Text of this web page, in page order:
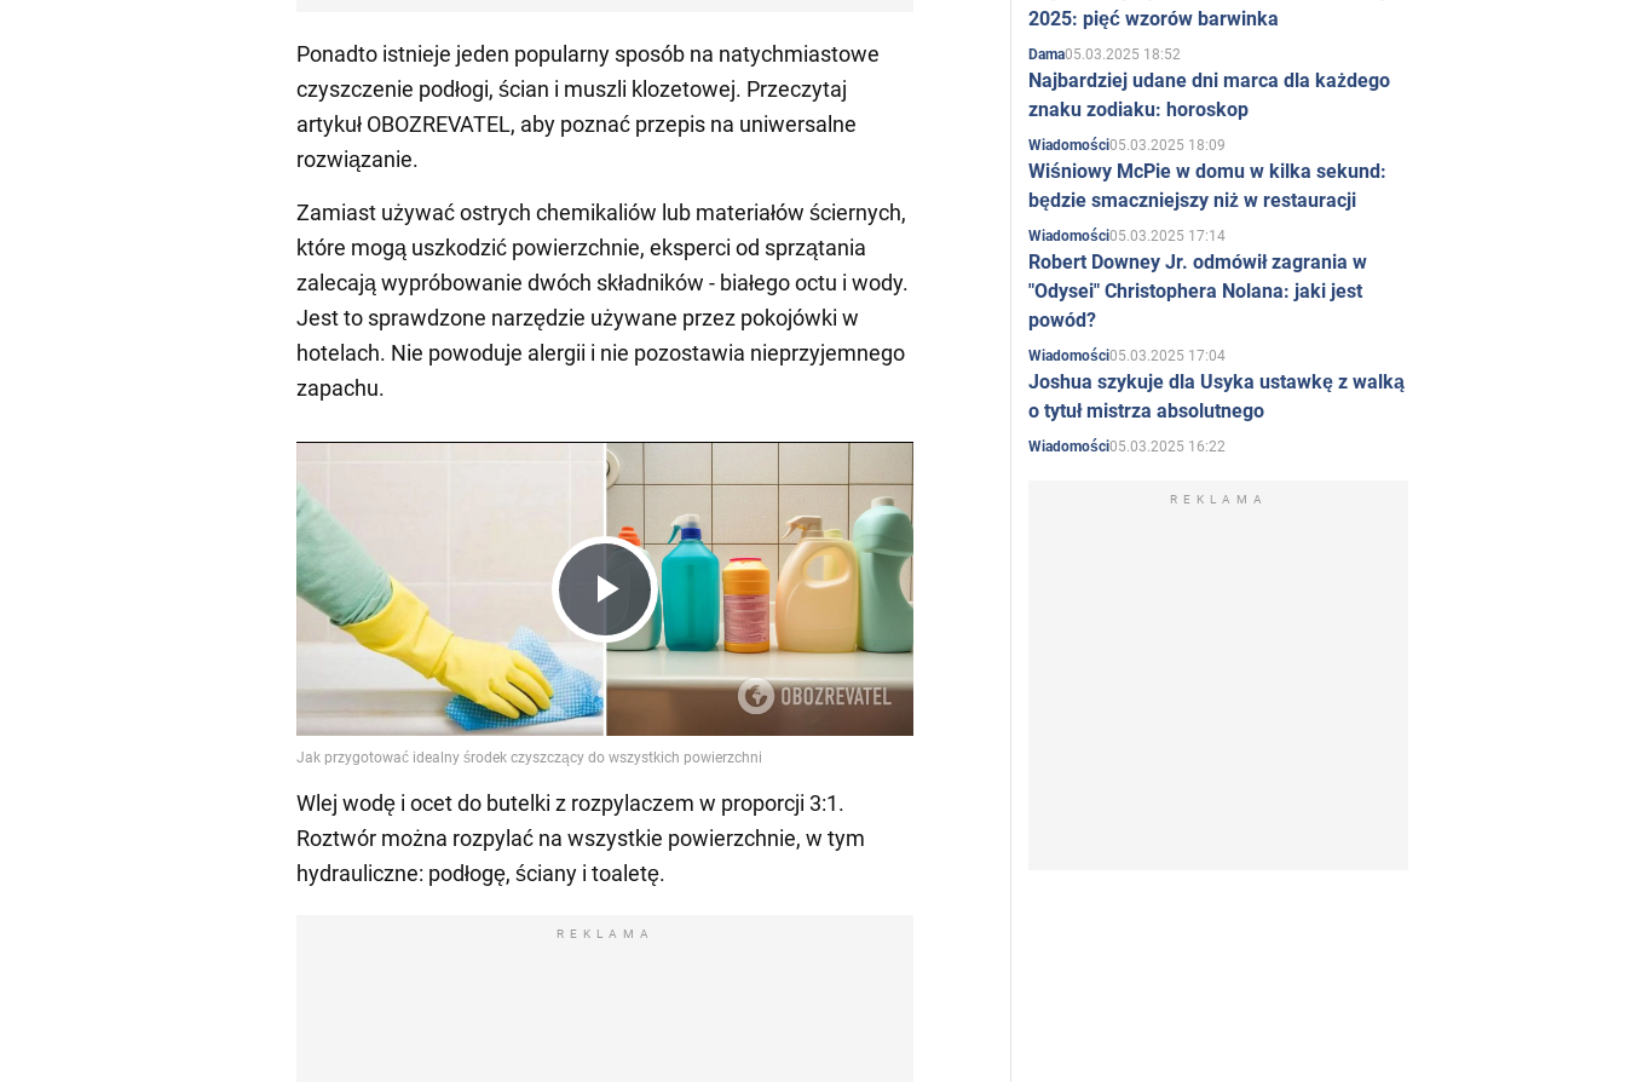
Ponadto istnieje jeden popularny sposób na natychmiastowe
czyszczenie podłogi, ścian i muszli klozetowej. Przeczytaj
artykuł OBOZREVATEL, aby poznać przepis na uniwersalne
rozwiązanie.
Zamiast używać ostrych chemikaliów lub materiałów ściernych,
które mogą uszkodzić powierzchnie, eksperci od sprzątania
zalecają wypróbowanie dwóch składników - białego octu i wody.
Jest to sprawdzone narzędzie używane przez pokojówki w
hotelach. Nie powoduje alergii i nie pozostawia nieprzyjemnego
zapachu.
Play
Video
Wlej wodę i ocet do butelki z rozpylaczem w proporcji 3:1.
Roztwór można rozpylać na wszystkie powierzchnie, w tym
hydrauliczne: podłogę, ściany i toaletę.
REKLAMA
2025: pięć wzorów barwinka
Dama05.03.2025 18:52
Najbardziej udane dni marca dla każdego
znaku zodiaku: horoskop
Wiadomości05.03.2025 18:09
Wiśniowy McPie w domu w kilka sekund:
będzie smaczniejszy niż w restauracji
Wiadomości05.03.2025 17:14
Robert Downey Jr. odmówił zagrania w
"Odysei" Christophera Nolana: jaki jest
powód?
Wiadomości05.03.2025 17:04
Joshua szykuje dla Usyka ustawkę z walką
o tytuł mistrza absolutnego
Wiadomości05.03.2025 16:22
REKLAMA